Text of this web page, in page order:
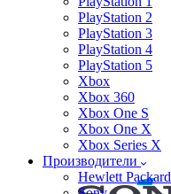
PlayStation 2
PlayStation 3
PlayStation 4
PlayStation 5
Xbox
Xbox 360
Xbox One S
Xbox One X
Xbox Series X
Производители
Hewlett Packard